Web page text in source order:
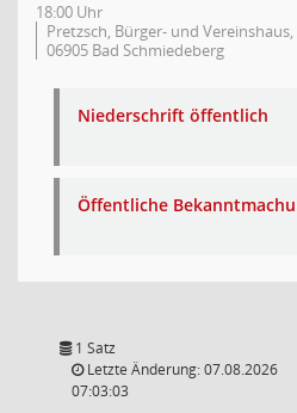
18:00 Uhr
Pretzsch, Bürger- und
06905 Bad Schmiedeberg
Niederschrift öffentlich
Öffentliche
1 Satz
Letzte Änderung: 07.08.2026
07:03:03